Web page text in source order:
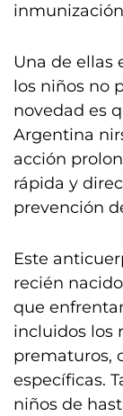
inmunización
Una de ellas
los niños no
novedad es
Argentina
acción
rápida y
prevención
Este
recién
que
incluidos los
prematuros,
específicas.
niños de